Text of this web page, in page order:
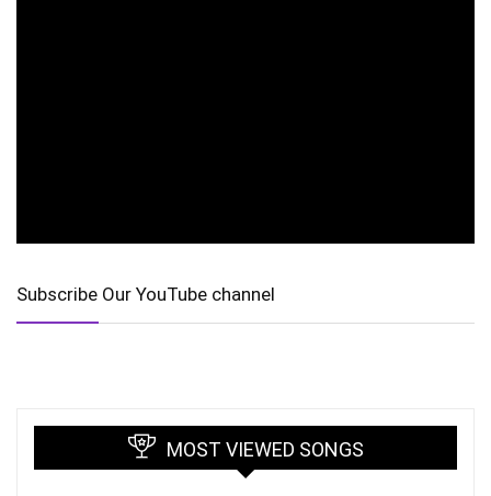
Subscribe Our YouTube channel
MOST VIEWED SONGS